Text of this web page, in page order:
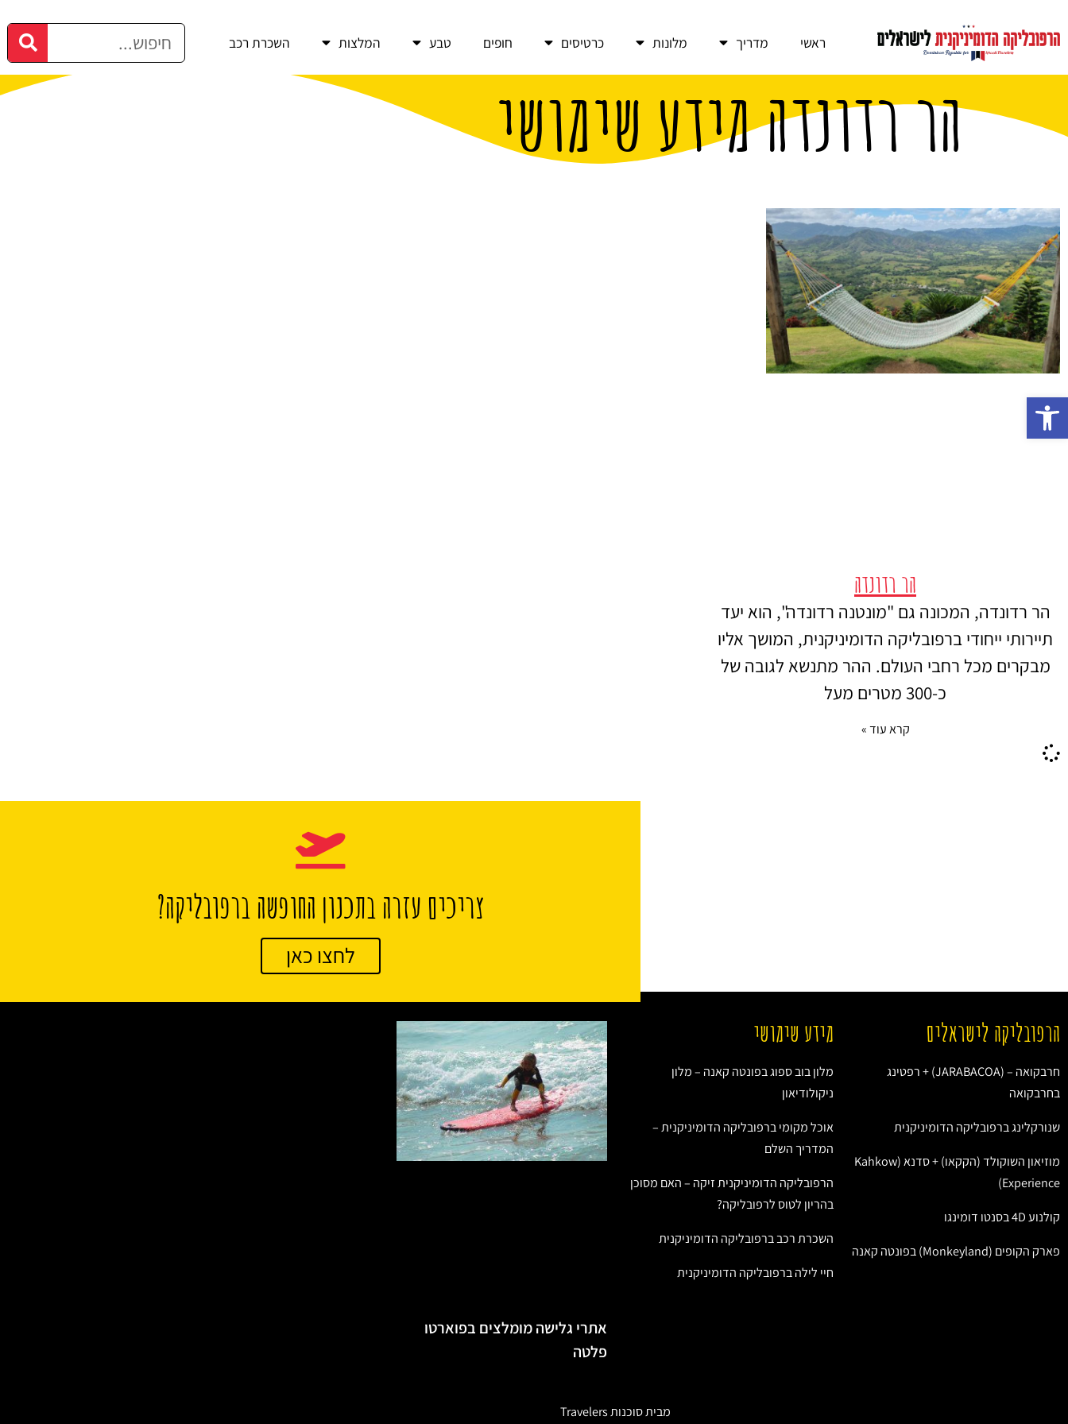
ראשי מדריך מלונות כרטיסים חופים טבע המלצות השכרת רכב
הר רדונדה מידע שימושי
הר רדונדה
הר רדונדה, המכונה גם "מונטנה רדונדה", הוא יעד
תיירותי ייחודי ברפובליקה הדומיניקנית, המושך אליו
מבקרים מכל רחבי העולם. ההר מתנשא לגובה של
כ-300 מטרים מעל
קרא עוד »
צריכים עזרה בתכנון החופשה ברפובליקה?
לחצו כאן
הרפובליקה לישראלים
חרבקואה – (JARABACOA) + רפטינג
בחרבקואה
שנורקלינג ברפובליקה הדומיניקנית
מוזיאון השוקולד (הקקאו) + סדנא (Kahkow
Experience)
קולנוע 4D בסנטו דומינגו
פארק הקופים (Monkeyland) בפונטה קאנה
מידע שימושי
מלון בוב ספוג בפונטה קאנה – מלון
ניקולודיאון
אוכל מקומי ברפובליקה הדומיניקנית –
המדריך השלם
הרפובליקה הדומיניקנית זיקה – האם מסוכן
בהריון לטוס לרפובליקה?
השכרת רכב ברפובליקה הדומיניקנית
חיי לילה ברפובליקה הדומיניקנית
אתרי גלישה מומלצים בפוארטו
פלטה
מבית סוכנות Travelers
פתח סרגל נגישות